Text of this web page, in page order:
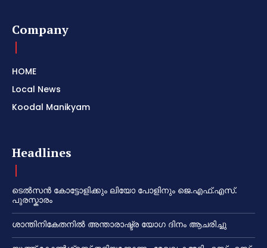
Company
HOME
Local News
Koodal Manikyam
Headlines
ടെൽസൻ കോട്ടോളിക്കും ലിയോ പോളിനും ജെ.എഫ്.എസ്.
പുരസ്കാരം
ശാന്തിനികേതനിൽ അന്താരാഷ്ട്ര യോഗ ദിനം ആചരിച്ചു